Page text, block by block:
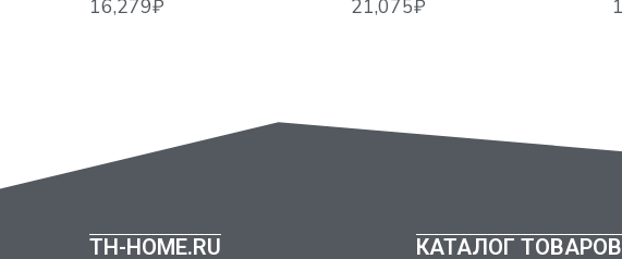
TH-HOME.RU КАТАЛОГ ТОВАРОВ